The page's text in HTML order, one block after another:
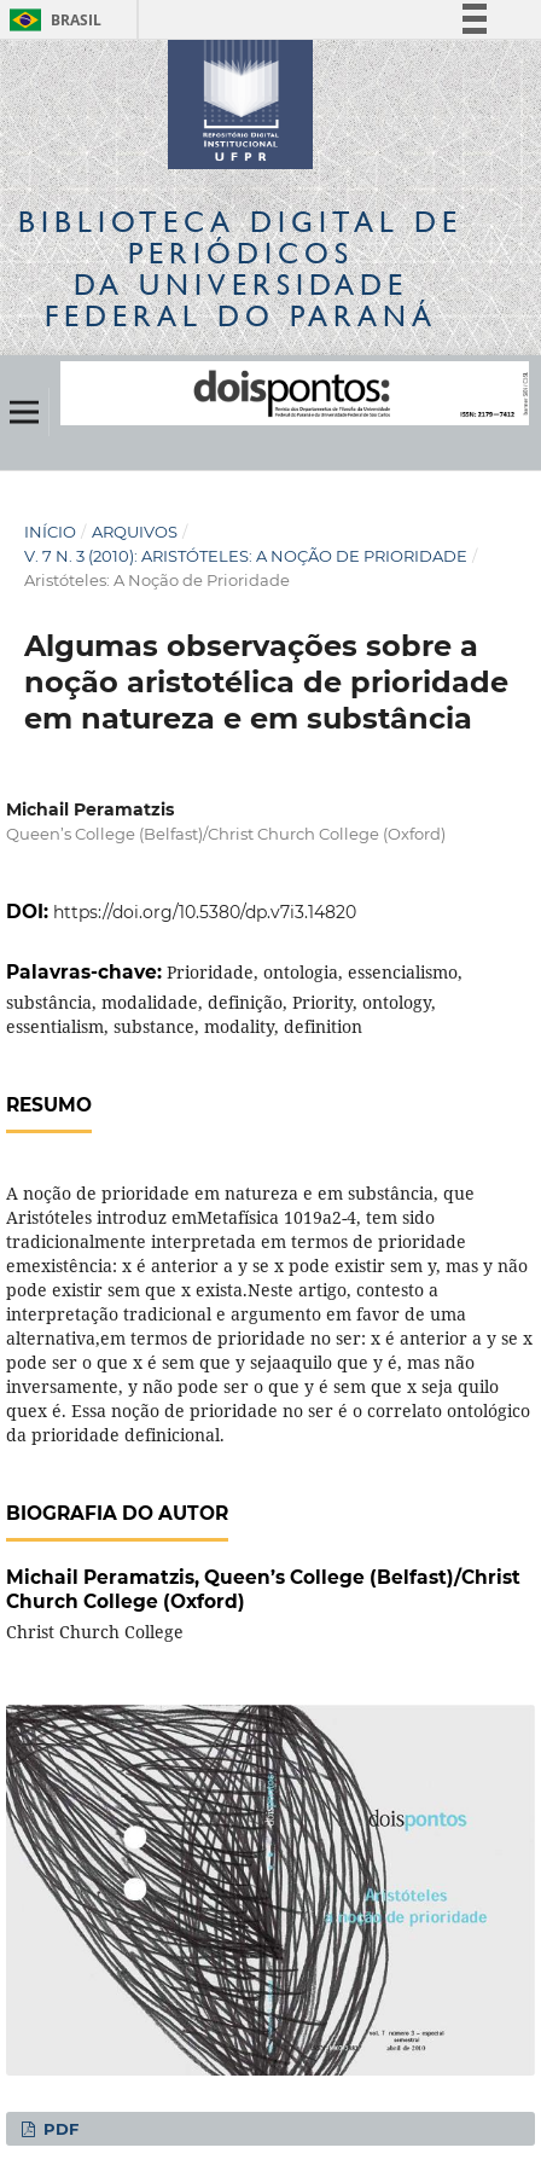
BRASIL
Simplifique!
Comunica BR
Participe
Acesso à informação
Legislação
Canais
BIBLIOTECA DIGITALDE
PERIÓDICOS
DA UNIVERSIDADE
FEDERAL DO PARANÁ
INÍCIO / ARQUIVOS /
V. 7 N. 3 (2010): ARISTÓTELES: A NOÇÃO DE PRIORIDADE /
Aristóteles: A Noção de Prioridade
Algumas observações sobre a
noção aristotélica de prioridade
em natureza e em substância
Michail Peramatzis
Queen’s College (Belfast)/Christ Church College (Oxford)
DOI: https://doi.org/10.5380/dp.v7i3.14820
Palavras-chave: Prioridade, ontologia, essencialismo,
substância, modalidade, definição, Priority, ontology,
essentialism, substance, modality, definition
RESUMO
A noção de prioridade em natureza e em substância, que
Aristóteles introduz emMetafísica 1019a2-4, tem sido
tradicionalmente interpretada em termos de prioridade
emexistência: x é anterior a y se x pode existir sem y, mas y não
pode existir sem que x exista.Neste artigo, contesto a
interpretação tradicional e argumento em favor de uma
alternativa,em termos de prioridade no ser: x é anterior a y se x
pode ser o que x é sem que y sejaaquilo que y é, mas não
inversamente, y não pode ser o que y é sem que x seja quilo
quex é. Essa noção de prioridade no ser é o correlato ontológico
da prioridade definicional.
BIOGRAFIA DO AUTOR
Michail Peramatzis, Queen’s College (Belfast)/Christ
Church College (Oxford)
Christ Church College
PDF